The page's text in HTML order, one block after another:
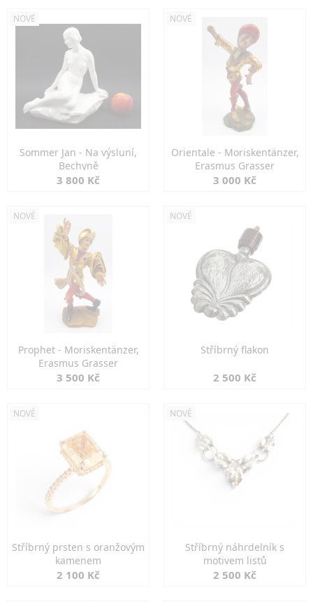
NOVÉ
Sommer Jan - Na výsluní,
Bechyně
3 800 Kč
NOVÉ
Orientale - Moriskentänzer,
Erasmus Grasser
3 000 Kč
NOVÉ
Prophet - Moriskentänzer,
Erasmus Grasser
3 500 Kč
NOVÉ
Stříbrný flakon
2 500 Kč
NOVÉ
Stříbrný prsten s oranžovým
kamenem
2 100 Kč
NOVÉ
Stříbrný náhrdelník s
motivem listů
2 500 Kč